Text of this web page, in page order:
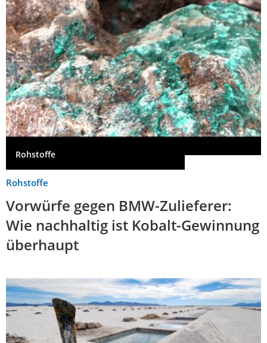
Rohstoffe
Rohstoffe
Vorwürfe gegen BMW-Zulieferer:
Wie nachhaltig ist Kobalt-Gewinnung
überhaupt